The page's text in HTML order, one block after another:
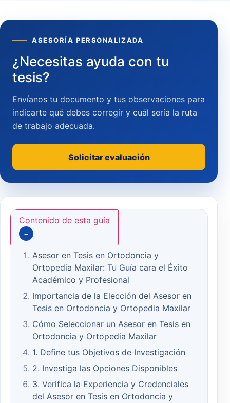
Contenido de esta guía
−
Asesor en Tesis en Ortodoncia y
Ortopedia Maxilar: Tu Guía cara el Éxito
Académico y Profesional
Importancia de la Elección del Asesor en
Tesis en Ortodoncia y Ortopedia Maxilar
Cómo Seleccionar un Asesor en Tesis en
Ortodoncia y Ortopedia Maxilar
1. Define tus Objetivos de Investigación
2. Investiga las Opciones Disponibles
3. Verifica la Experiencia y Credenciales
del Asesor en Tesis en Ortodoncia y
ASESORÍA PERSONALIZADA
¿Necesitas ayuda con tu
tesis?
Envíanos tu documento y tus observaciones para
indicarte qué debes corregir y cuál sería la ruta
de trabajo adecuada.
Solicitar evaluación